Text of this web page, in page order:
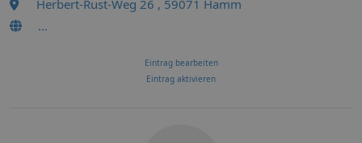
Herbert-Rust-Weg 26 , 59071 Hamm
...
Eintrag bearbeiten
Eintrag aktivieren